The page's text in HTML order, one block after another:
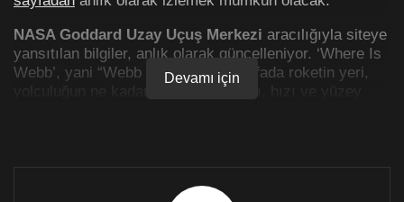
NASA Goddard Uzay Uçuş Merkezi aracılığıyla siteye
yansıtılan bilgiler, anlık olarak güncelleniyor. ‘Where Is
Webb’, yani “Webb nerede” adlı sayfada roketin yeri,
yolculuğun ne kadarının tamamladığı, hızı ve yüzey
ulaşılabiliyor.
Devamı için